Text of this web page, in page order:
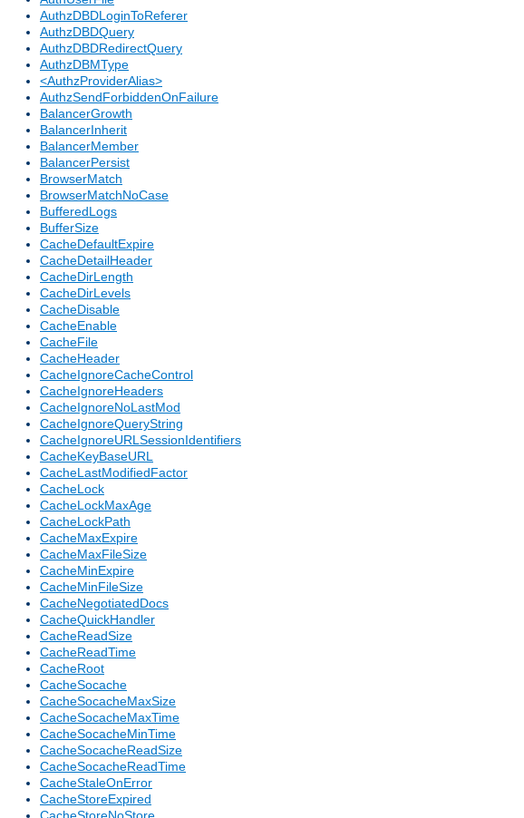
AuthzDBDLoginToReferer
AuthzDBDQuery
AuthzDBDRedirectQuery
AuthzDBMType
<AuthzProviderAlias>
AuthzSendForbiddenOnFailure
BalancerGrowth
BalancerInherit
BalancerMember
BalancerPersist
BrowserMatch
BrowserMatchNoCase
BufferedLogs
BufferSize
CacheDefaultExpire
CacheDetailHeader
CacheDirLength
CacheDirLevels
CacheDisable
CacheEnable
CacheFile
CacheHeader
CacheIgnoreCacheControl
CacheIgnoreHeaders
CacheIgnoreNoLastMod
CacheIgnoreQueryString
CacheIgnoreURLSessionIdentifiers
CacheKeyBaseURL
CacheLastModifiedFactor
CacheLock
CacheLockMaxAge
CacheLockPath
CacheMaxExpire
CacheMaxFileSize
CacheMinExpire
CacheMinFileSize
CacheNegotiatedDocs
CacheQuickHandler
CacheReadSize
CacheReadTime
CacheRoot
CacheSocache
CacheSocacheMaxSize
CacheSocacheMaxTime
CacheSocacheMinTime
CacheSocacheReadSize
CacheSocacheReadTime
CacheStaleOnError
CacheStoreExpired